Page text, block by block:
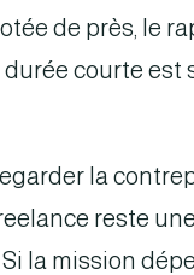
de près, le
courte est
la
reste
la mission